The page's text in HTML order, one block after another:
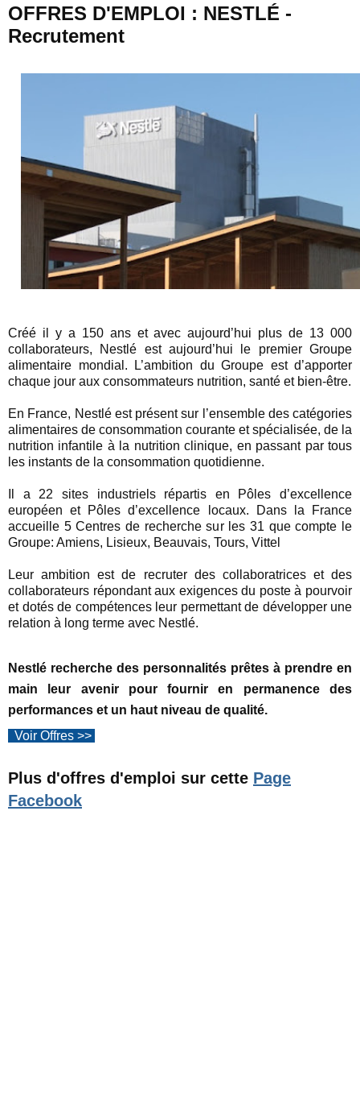
OFFRES D'EMPLOI : NESTLÉ -
Recrutement
Créé il y a 150 ans et avec aujourd’hui plus de 13 000
collaborateurs, Nestlé est aujourd’hui le premier Groupe
alimentaire mondial. L’ambition du Groupe est d’apporter
chaque jour aux consommateurs nutrition, santé et bien-être.
En France, Nestlé est présent sur l’ensemble des catégories
alimentaires de consommation courante et spécialisée, de la
nutrition infantile à la nutrition clinique, en passant par tous
les instants de la consommation quotidienne.
Il a 22 sites industriels répartis en Pôles d’excellence
européen et Pôles d’excellence locaux. Dans la France
accueille 5 Centres de recherche sur les 31 que compte le
Groupe: Amiens, Lisieux, Beauvais, Tours, Vittel
Leur ambition est de recruter des collaboratrices et des
collaborateurs répondant aux exigences du poste à pourvoir
et dotés de compétences leur permettant de développer une
relation à long terme avec Nestlé.
Nestlé recherche des personnalités prêtes à prendre en
main leur avenir pour fournir en permanence des
performances et un haut niveau de qualité.
Voir Offres >>
Plus d'offres d'emploi sur cette Page
Facebook